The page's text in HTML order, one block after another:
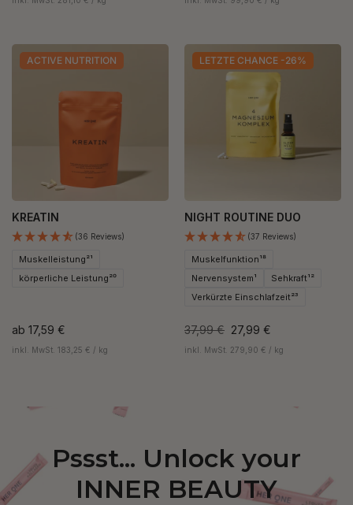
ACTIVE NUTRITION
KREATIN
(36 Reviews)
Muskelleistung²¹
körperliche Leistung²⁰
ab 17,59 €
inkl. MwSt. 183,25 € / kg
LETZTE CHANCE -26%
NIGHT ROUTINE DUO
(37 Reviews)
Muskelfunktion¹⁸
Nervensystem¹
Sehkraft¹²
Verkürzte Einschlafzeit²³
37,99 € 27,99 €
inkl. MwSt. 279,90 € / kg
Pssst... Unlock your
INNER BEAUTY